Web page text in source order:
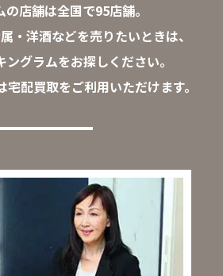
店舗は全国で95店舗。
・洋酒などを売りたいときは、
ングラムをお探しください。
宅配買取をご利用いただけます。